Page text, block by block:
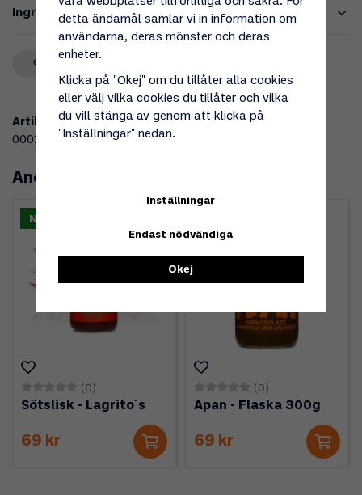
Ingredienser
Artikelnummer:
000123
Andra köpte även
Nyhet!
(0)
Sötslisk - Lagrito´s
69 kr
(0)
Apan - Flaska 300g
69 kr
detta ändamål samlar vi in information om
användarna, deras mönster och deras
enheter.
Klicka på "Okej" om du tillåter alla cookies
eller välj vilka cookies du tillåter och vilka
du vill stänga av genom att klicka på
"Inställningar" nedan.
Inställningar
Endast nödvändiga
Okej